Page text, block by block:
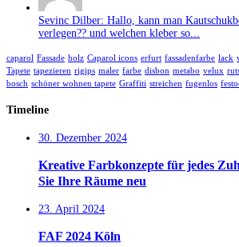
Sevinc Dilber: Hallo, kann man
verlegen?? und welchen kleber so...
caparol Fassade holz Caparol icons erfurt fassadenfarbe lack
Tapete tapezieren rigips maler farbe disbon metabo velux
bosch schöner wohnen tapete Graffiti streichen fugenlos
Timeline
30. Dezember 2024
Kreative Farbkonzepte für jedes
Sie Ihre Räume neu
23. April 2024
FAF 2024 Köln